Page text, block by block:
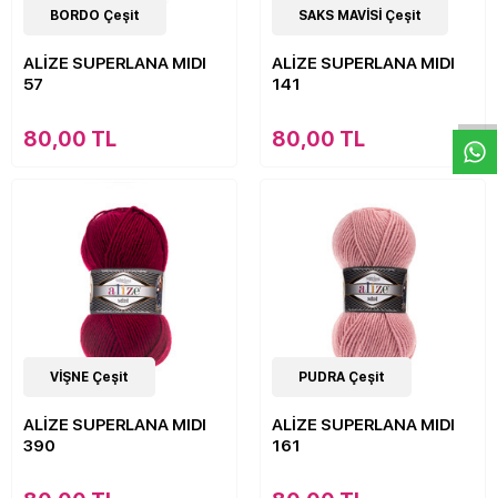
44Çeşit
BORDO Çeşit
ALİZE SUPERLANA MIDI
57
80,00 TL
44Çeşit
SAKS MAVİSİ Çeşit
ALİZE SUPERLANA MIDI
141
80,00 TL
44Çeşit
VİŞNE Çeşit
ALİZE SUPERLANA MIDI
390
44 Çeşit
PUDRA Çeşit
ALİZE SUPERLANA MIDI
161